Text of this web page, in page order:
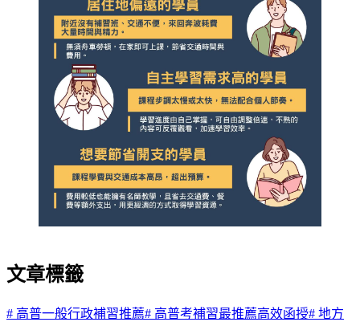
文章標籤
# 高普一般行政補習推薦# 高普考補習最推薦高效函授# 地方